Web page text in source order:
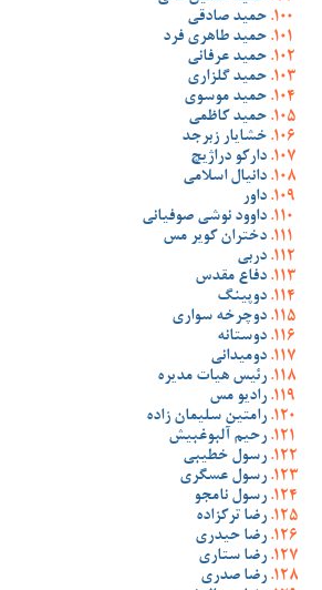
حمید صادقی
حمید طاهری فرد
حمید عرفانی
حمید گلزاری
حمید موسوی
حمید کاظمی
خشایار زبرجد
دارکو دراژیچ
دانیال اسلامی
داور
داوود نوشی صوفیانی
دختران کویر مس
دربی
دفاع مقدس
دوپینگ
دوچرخه سواری
دوستانه
دومیدانی
رئیس هیات مدیره
رادیو مس
رامتین سلیمان زاده
رحیم آلبوغبیش
رسول خطیبی
رسول عسگری
رسول نامجو
رضا ترکزاده
رضا حیدری
رضا ستاری
رضا صدری